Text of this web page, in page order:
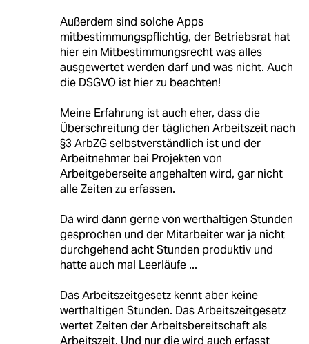
Außerdem sind solche Apps
mitbestimmungspflichtig, der Betriebsrat hat
hier ein Mitbestimmungsrecht was alles
ausgewertet werden darf und was nicht. Auch
die DSGVO ist hier zu beachten!
Meine Erfahrung ist auch eher, dass die
Überschreitung der täglichen Arbeitszeit nach
§3 ArbZG selbstverständlich ist und der
Arbeitnehmer bei Projekten von
Arbeitgeberseite angehalten wird, gar nicht
alle Zeiten zu erfassen.
Da wird dann gerne von werthaltigen Stunden
gesprochen und der Mitarbeiter war ja nicht
durchgehend acht Stunden produktiv und
hatte auch mal Leerläufe ...
Das Arbeitszeitgesetz kennt aber keine
werthaltigen Stunden. Das Arbeitszeitgesetz
wertet Zeiten der Arbeitsbereitschaft als
Arbeitszeit. Und nur die wird auch erfasst